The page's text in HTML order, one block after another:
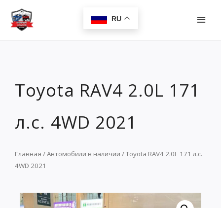
Перейти
содержимому
RU
Toyota RAV4 2.0L 171
л.с. 4WD 2021
Главная /Автомобили в наличии / Toyota RAV4 2.0L 171 л.с.
4WD 2021